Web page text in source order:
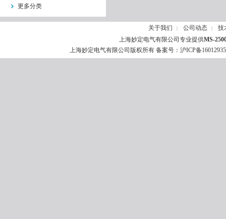
更多分类
关于我们 | 公司动态 |
技
上海妙定电气有限公司专业提供MS-
上海妙定电气有限公司版权所有 备案号： 沪ICP备